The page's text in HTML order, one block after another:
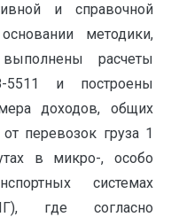
и справочной
методики,
расчеты
5511 и построены
доходов, общих
перевозок груза 1
в микро-, особо
системах
где согласно